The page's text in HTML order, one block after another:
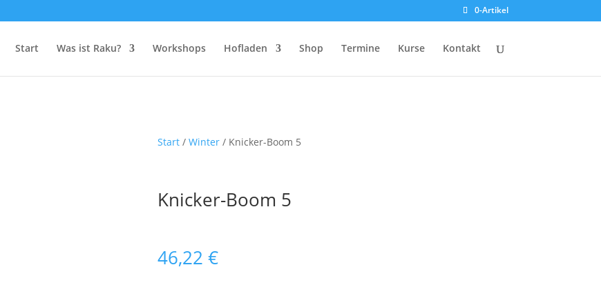
0-Artikel
Start Was ist Raku? Workshops Hofladen Shop Termine Kurse Kontakt
Start/ Winter/ Knicker-Boom 5
Knicker-Boom 5
46,22 €